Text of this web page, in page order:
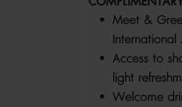
Meet &
International
Access to
light
Welcome